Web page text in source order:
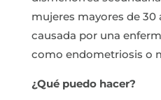
mujeres mayores de 30
causada por una
como endometriosis o
¿Qué puedo hacer?